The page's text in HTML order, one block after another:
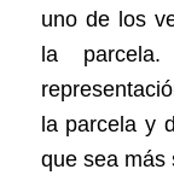
uno de los
la
la parcela y
que sea más